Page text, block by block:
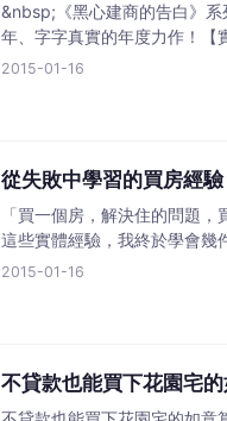
&nbsp;《黑心建商的告白》
年、字字真實的年度力作！【
2015-01-16
從失敗中學習的買房經驗
「買一個房，解決住的問題
這些實體經驗，我終於學會幾
2015-01-16
不貸款也能買下花園宅